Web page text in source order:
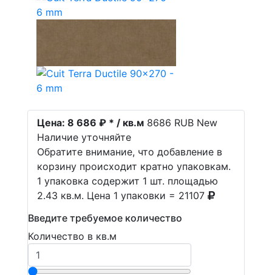
Цена: 8 686 ₽ * / кв.м 8686 RUB New
Наличие уточняйте
Обратите внимание, что добавление в
корзину происходит кратно упаковкам.
1 упаковка содержит 1 шт. площадью
2.43 кв.м. Цена 1 упаковки = 21107
Введите требуемое количество
Количество в кв.м